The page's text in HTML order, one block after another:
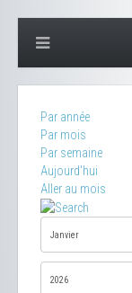
Par année
Par mois
Par semaine
Aujourd'hui
Aller au mois